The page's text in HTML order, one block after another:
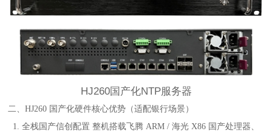
HJ260国产化NTP服务器
二、HJ260 国产化硬件核心优势（适配银行场景）
1. 全栈国产信创配置 整机搭载飞腾 ARM / 海光 X86 国产处理器、